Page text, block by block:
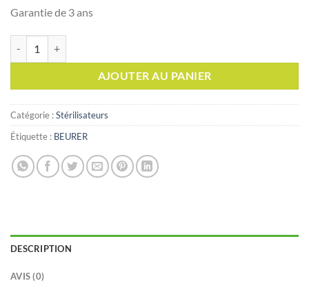
Garantie de 3 ans
AJOUTER AU PANIER
Catégorie :Stérilisateurs
Étiquette : BEURER
DESCRIPTION
AVIS (0)